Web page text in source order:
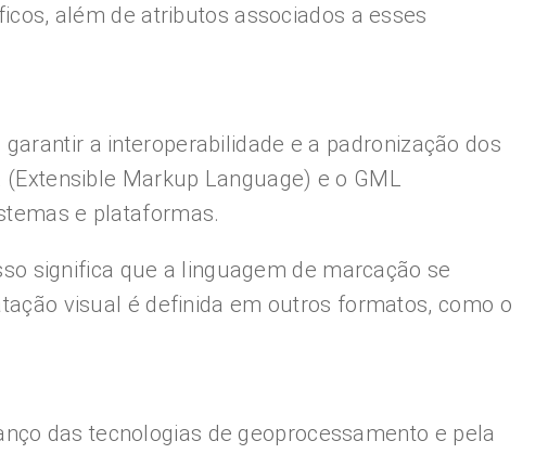
além de atributos associados a esses
a interoperabilidade e a padronização dos
Markup Language) e o GML
e plataformas.
significa que a linguagem de marcação se
visual é definida em outros formatos, como o
das tecnologias de geoprocessamento e pela